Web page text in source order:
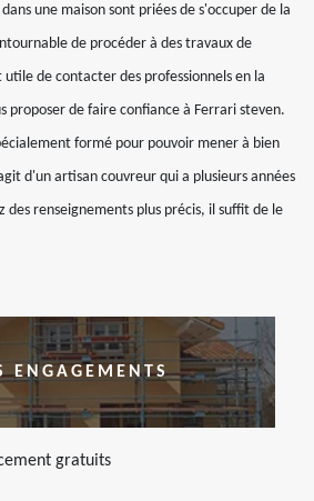
une maison sont priées de s'occuper de la
de procéder à des travaux de
de contacter des professionnels en la
proposer de faire confiance à Ferrari steven.
formé pour pouvoir mener à bien
d'un artisan couvreur qui a plusieurs années
des renseignements plus précis, il suffit de le
ENGAGEMENTS
gratuits